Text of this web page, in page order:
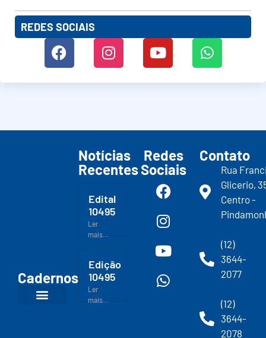
REDES SOCIAIS
Cadernos
Notícias
Recentes
Edital
10495
Ler
mais...
Edição
10495
Ler
mais...
Redes
Sociais
Contato
Rua
Glicerio,
Centro -
(12)
3644-
2077
(12)
3644-
2078